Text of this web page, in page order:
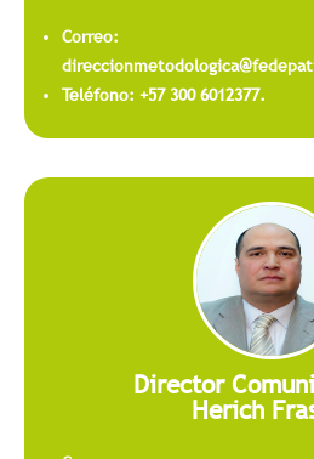
Correo:
Teléfono: +57 300 6012377.
Director
Herich